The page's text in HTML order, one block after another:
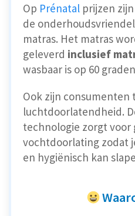
Op Prénatal prijzen
de
matras. Het matras
geleverd inclusief
wasbaar is op 60
Ook zijn consumenten
luchtdoorlatendheid.
technologie zorgt voor
vochtdoorlating zodat
en hygiënisch kan